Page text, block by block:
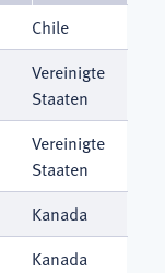
Chile
Vereinigte
Staaten
Vereinigte
Staaten
Kanada
Kanada